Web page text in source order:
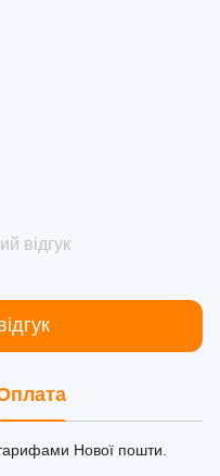
відгук
Нової пошти.